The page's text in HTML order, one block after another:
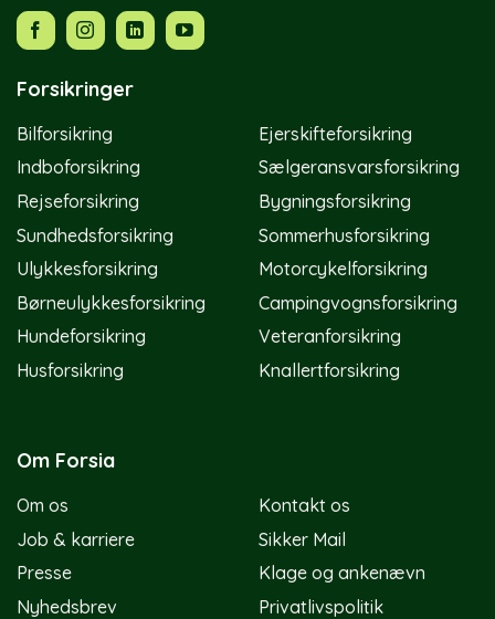
Forsikringer
Bilforsikring
Indboforsikring
Rejseforsikring
Sundhedsforsikring
Ulykkesforsikring
Børneulykkesforsikring
Hundeforsikring
Husforsikring
Ejerskifteforsikring
Sælgeransvarsforsikring
Bygningsforsikring
Sommerhusforsikring
Motorcykelforsikring
Campingvognsforsikring
Veteranforsikring
Knallertforsikring
Om Forsia
Om os
Job & karriere
Presse
Nyhedsbrev
Kontakt os
Sikker Mail
Klage og ankenævn
Privatlivspolitik